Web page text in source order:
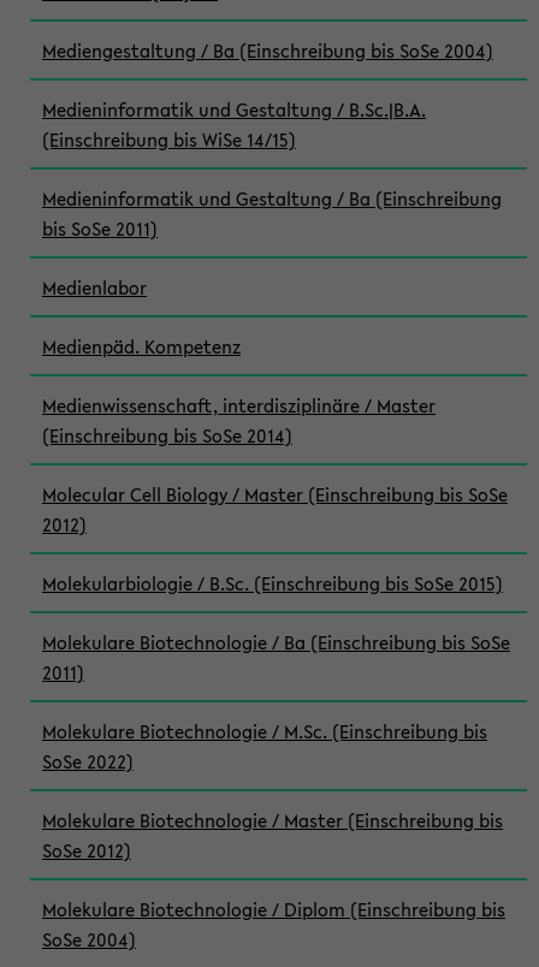
Mediengestaltung / Ba (Einschreibung bis SoSe 2004)
Medieninformatik und Gestaltung / B.Sc.|B.A.
(Einschreibung bis WiSe 14/15)
Medieninformatik und Gestaltung / Ba (Einschreibung
bis SoSe 2011)
Medienlabor
Medienpäd. Kompetenz
Medienwissenschaft, interdisziplinäre / Master
(Einschreibung bis SoSe 2014)
Molecular Cell Biology / Master (Einschreibung bis SoSe
2012)
Molekularbiologie / B.Sc. (Einschreibung bis SoSe 2015)
Molekulare Biotechnologie / Ba (Einschreibung bis SoSe
2011)
Molekulare Biotechnologie / M.Sc. (Einschreibung bis
SoSe 2022)
Molekulare Biotechnologie / Master (Einschreibung bis
SoSe 2012)
Molekulare Biotechnologie / Diplom (Einschreibung bis
SoSe 2004)